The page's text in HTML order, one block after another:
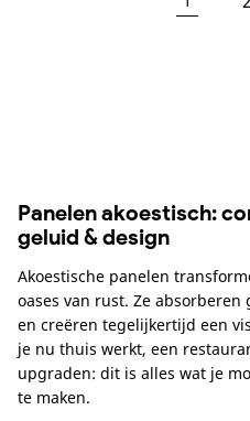
Panelen akoestisch:
geluid & design
Akoestische panelen
oases van rust. Ze
en creëren tegelijkertijd een
je nu thuis werkt, een
upgraden: dit is alles wat je
te maken.